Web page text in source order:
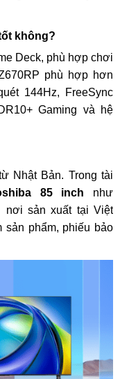
không?
Deck, phù hợp chơi
phù hợp hơn
144Hz, FreeSync
Gaming và hệ
Nhật Bản. Trong tài
85 inch như
nơi sản xuất tại Việt
sản phẩm, phiếu bảo